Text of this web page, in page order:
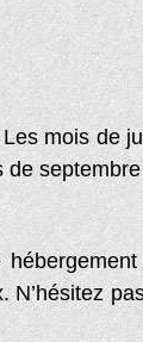
mois de